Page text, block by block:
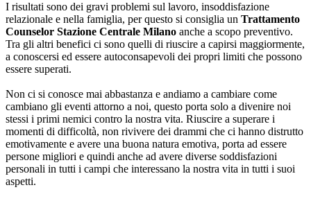
I risultati sono dei gravi problemi sul lavoro, insoddisfazione
relazionale e nella famiglia, per questo si consiglia un Trattamento
Counselor Stazione Centrale Milano anche a scopo preventivo.
Tra gli altri benefici ci sono quelli di riuscire a capirsi maggiormente,
a conoscersi ed essere autoconsapevoli dei propri limiti che possono
essere superati.
Non ci si conosce mai abbastanza e andiamo a cambiare come
cambiano gli eventi attorno a noi, questo porta solo a divenire noi
stessi i primi nemici contro la nostra vita. Riuscire a superare i
momenti di difficoltà, non rivivere dei drammi che ci hanno distrutto
emotivamente e avere una buona natura emotiva, porta ad essere
persone migliori e quindi anche ad avere diverse soddisfazioni
personali in tutti i campi che interessano la nostra vita in tutti i suoi
aspetti.